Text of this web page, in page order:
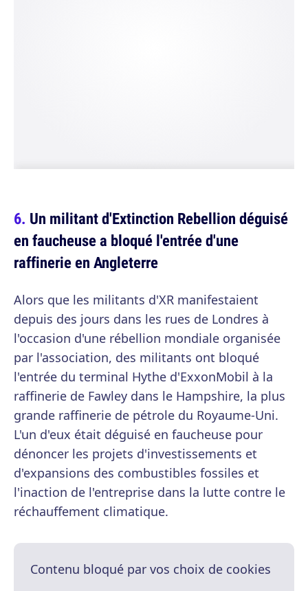
Un militant d'Extinction Rebellion déguisé
en faucheuse a bloqué l'entrée d'une
raffinerie en Angleterre
Alors que les militants d'XR manifestaient
depuis des jours dans les rues de Londres à
l'occasion d'une rébellion mondiale organisée
par l'association, des militants ont bloqué
l'entrée du terminal Hythe d'ExxonMobil à la
raffinerie de Fawley dans le Hampshire, la plus
grande raffinerie de pétrole du Royaume-Uni.
L'un d'eux était déguisé en faucheuse pour
dénoncer les projets d'investissements et
d'expansions des combustibles fossiles et
l'inaction de l'entreprise dans la lutte contre le
réchauffement climatique.
Contenu bloqué par vos choix de cookies